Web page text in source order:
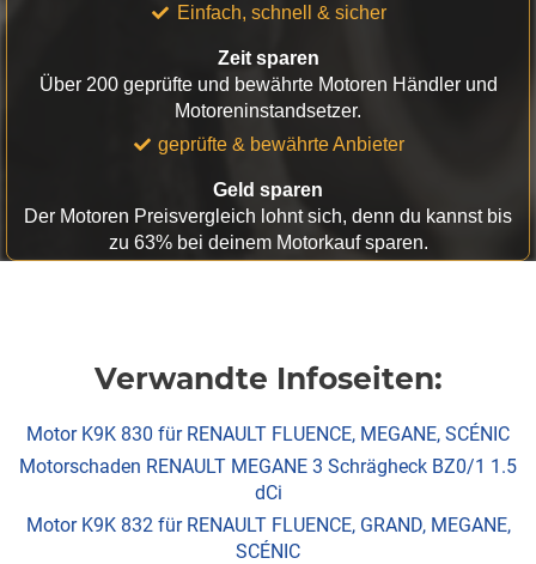
Einfach, schnell & sicher
Zeit sparen
Über 200 geprüfte und bewährte Motoren Händler und
Motoreninstandsetzer.
geprüfte & bewährte Anbieter
Geld sparen
Der Motoren Preisvergleich lohnt sich, denn du kannst bis
zu 63% bei deinem Motorkauf sparen.
Verwandte Infoseiten:
Motor K9K 830 für RENAULT FLUENCE, MEGANE, SCÉNIC
Motorschaden RENAULT MEGANE 3 Schrägheck BZ0/1 1.5
dCi
Motor K9K 832 für RENAULT FLUENCE, GRAND, MEGANE,
SCÉNIC